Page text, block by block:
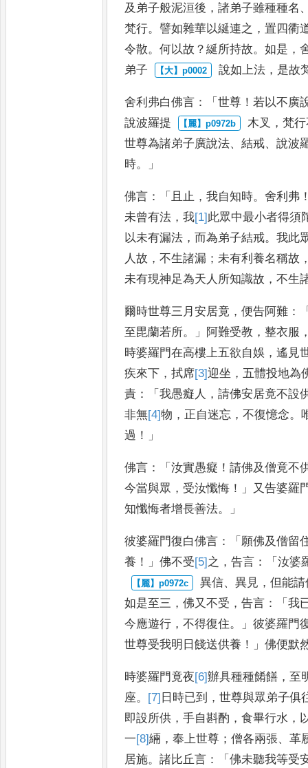
及弟子般泥洹後 ，諸弟子雖種種名
梵行。譬如雜華以綖連之 ，置四衢
令散。何以故 ？綖所持故。如是 ，
弟子
說如上法 ， 是故
舍利弗白佛言 ：「世尊 ！ 若以不廣
說波羅提
木叉 ，梵
世尊為諸弟子廣說法、結戒、說波
時。」
佛言 ：「 且 止 ，我自知時。舍利弗
未曾有法 ，我[1]此眾中最小者得須
以未有漏法 ，而為弟子結戒。我此
人故 ，不生諸漏 ； 未有利養名稱故
未有現神足為天人所知識故 ，不生
爾時世尊三月安居竟 ，便告阿難 ：
至毘蘭若所。」 阿難受教 ，整衣服
時婆羅門在高樓上五欲自娛 ，遙見
疾來下 ，拭席[3]迎坐 ， 五體投地為
責 ：「我愚癡人 ，請佛安居竟不設
非無[4]物 ， 正自迷忘 ，不復憶念。
過 ！」
佛言 ：「汝實愚癡 ！請佛及僧竟不
今當與眾 ， 受汝懺悔 ！」
又告婆羅
知懺悔者增長善法。」
彼婆羅門復白佛言 ：「 願佛及僧留
養 ！」佛不受[5]之 ，告言 ：「汝婆
異信、異見 ，但能
如是至三 ，佛又不受 ，告言 ：「我
今應遊行 ，不得復住。」彼婆羅門
世尊受我明日餞送供養 ！」佛便默
時婆羅門竟夜[6]辦具種種餚饍 ，至
座。 [7] 日 時已到 ，世尊與眾弟子俱
即設所供 ，手自斟酌 ，食畢行水 ，
一[8]緉 ，奉上世尊 ；僧各兩張、革
居施。諸比丘言 ：「佛未聽我等受